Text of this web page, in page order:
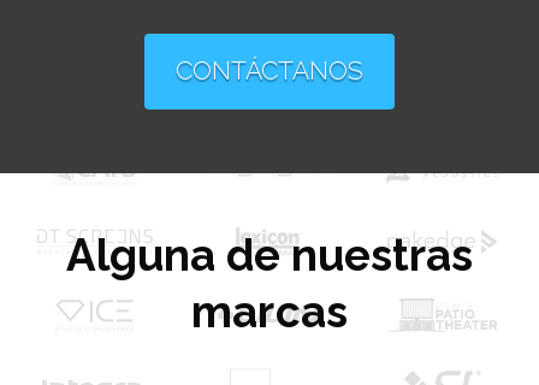
CONTÁCTANOS
Alguna de nuestras
marcas